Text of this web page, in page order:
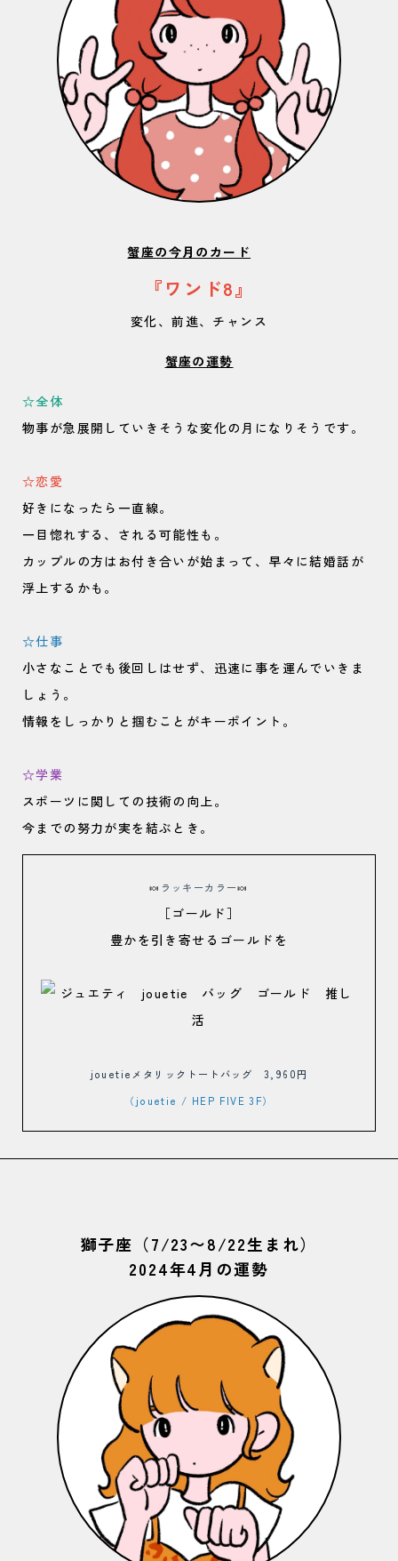
蟹座の今月のカード
『ワンド8』
変化、前進、チャンス
蟹座の運勢
☆全体
物事が急展開していきそうな変化の月になりそうです。
☆恋愛
好きになったら一直線。
一目惚れする、される可能性も。
カップルの方はお付き合いが始まって、早々に結婚話が
浮上するかも。
☆仕事
小さなことでも後回しはせず、迅速に事を運んでいきま
しょう。
情報をしっかりと掴むことがキーポイント。
☆学業
スポーツに関しての技術の向上。
今までの努力が実を結ぶとき。
🍬 ラッキーカラー🍬
［ゴールド］
豊かを引き寄せるゴールドを
jouetieメタリックトートバッグ 3,960円
（jouetie / HEP FIVE 3F）
獅子座（7/23〜8/22生まれ）
2024年4月の運勢